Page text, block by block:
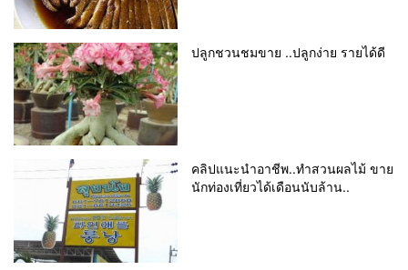
ปลูกชวนชมขาย ..ปลูกง่าย รายได้ดี
คลิปแนะนำอาชีพ..ทำสวนผลไม้ ขาย
นักท่องเที่ยวได้เดือนนับล้าน..